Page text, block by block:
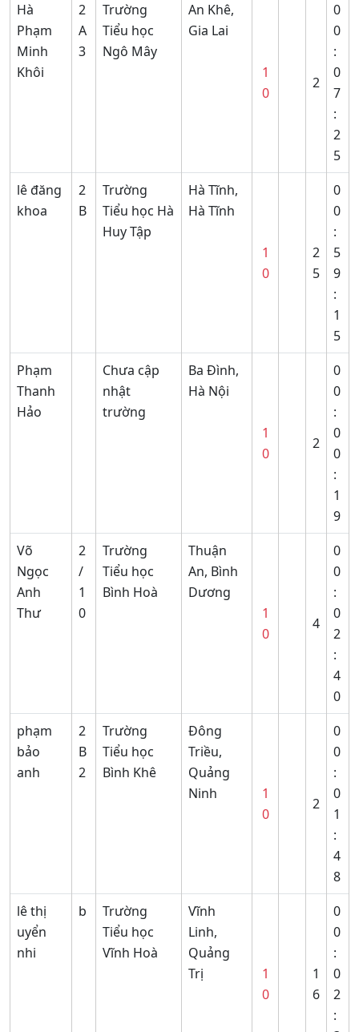
Hà
Phạm
Minh
Khôi
2
A
3
Trường
Tiểu học
Ngô Mây
An Khê,
Gia Lai
1
0
2
0
0
:
0
7
:
2
5
lê đăng
khoa
2
B
Trường
Tiểu học Hà
Huy Tập
Hà Tĩnh,
Hà Tĩnh
1
0
2
5
0
0
:
5
9
:
1
5
Phạm
Thanh
Hảo
Chưa cập
nhật
trường
Ba Đình,
Hà Nội
1
0
2
0
0
:
0
0
:
1
9
Võ
Ngọc
Anh
Thư
2
/
1
0
Trường
Tiểu học
Bình Hoà
Thuận
An, Bình
Dương
1
0
4
0
0
:
0
2
:
4
0
phạm
bảo
anh
2
B
2
Trường
Tiểu học
Bình Khê
Đông
Triều,
Quảng
Ninh
1
0
2
0
0
:
0
1
:
4
8
lê thị
uyển
nhi
b
Trường
Tiểu học
Vĩnh Hoà
Vĩnh
Linh,
Quảng
Trị
1
0
1
6
0
0
:
0
2
: